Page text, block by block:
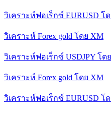
วิเคราะห์ฟอเร็กซ์ EURUSD โ
วิเคราะห์ Forex gold โดย XM
วิเคราะห์ฟอเร็กซ์ USDJPY โ
วิเคราะห์ Forex gold โดย XM
วิเคราะห์ฟอเร็กซ์ EURUSD โ